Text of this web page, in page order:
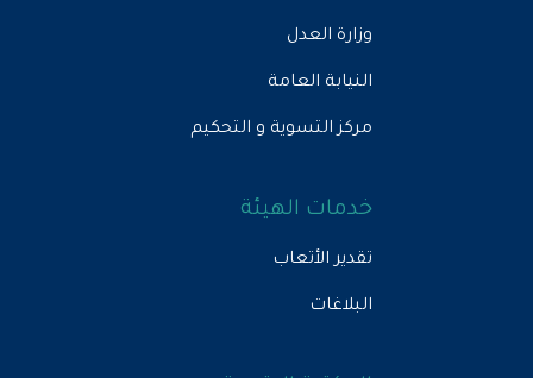
وزارة العدل
النيابة العامة
مركز التسوية و التحكيم
خدمات الهيئة
تقدير الأتعاب
البلاغات